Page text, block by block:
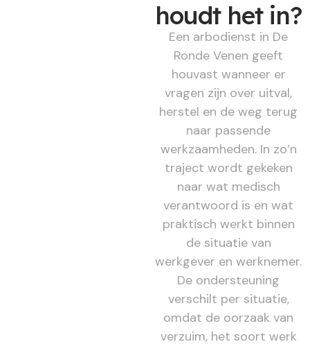
houdt het in?
Een arbodienst in De
Ronde Venen geeft
houvast wanneer er
vragen zijn over uitval,
herstel en de weg terug
naar passende
werkzaamheden. In zo’n
traject wordt gekeken
naar wat medisch
verantwoord is en wat
praktisch werkt binnen
de situatie van
werkgever en werknemer.
De ondersteuning
verschilt per situatie,
omdat de oorzaak van
verzuim, het soort werk